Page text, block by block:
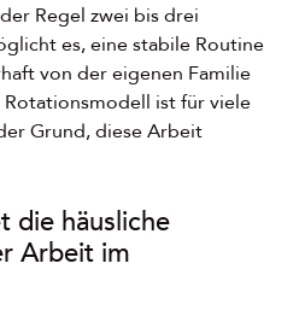
Regel zwei bis drei
es, eine stabile Routine
von der eigenen Familie
ist für viele
Grund, diese Arbeit
die häusliche
Arbeit im